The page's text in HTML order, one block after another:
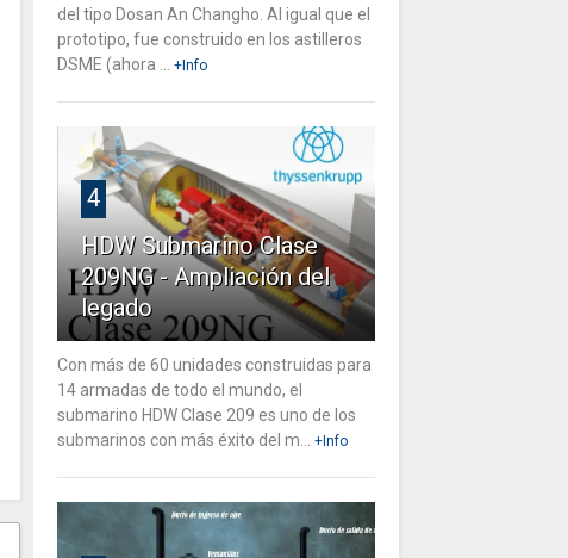
del tipo Dosan An Changho. Al igual que el
prototipo, fue construido en los astilleros
DSME (ahora ...
+Info
4
HDW Submarino Clase
209NG - Ampliación del
legado
Con más de 60 unidades construidas para
14 armadas de todo el mundo, el
submarino HDW Clase 209 es uno de los
submarinos con más éxito del m...
+Info